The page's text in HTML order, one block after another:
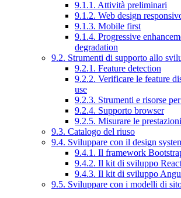
9.1.1. Attività preliminari
9.1.2. Web design
9.1.3. Mobile first
9.1.4. Progressive
degradation
9.2. Strumenti di supporto allo
9.2.1. Feature detection
9.2.2. Verificare le feature
use
9.2.3. Strumenti e risorse
9.2.4. Supporto browser
9.2.5. Misurare le prestazioni
9.3. Catalogo del riuso
9.4. Sviluppare con il design
9.4.1. Il framework
9.4.2. Il kit di sviluppo React
9.4.3. Il kit di sviluppo
9.5. Sviluppare con i modelli di